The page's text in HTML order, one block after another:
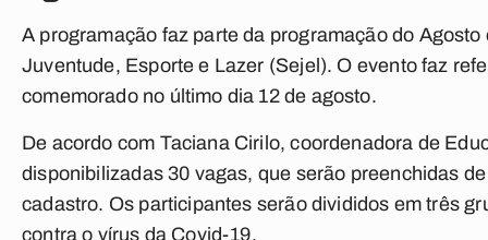
A programação faz parte da programação do
Juventude, Esporte e Lazer (Sejel). O evento faz
comemorado no último dia 12 de agosto.
De acordo com Taciana Cirilo, coordenadora de
disponibilizadas 30 vagas, que serão preenchidas
cadastro. Os participantes serão divididos em três
contra o vírus da Covid-19.